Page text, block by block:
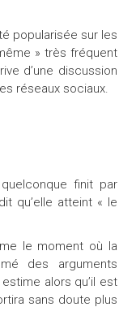
popularisée sur les
» très fréquent
d’une discussion
réseaux sociaux.
finit par
qu’elle atteint « le
le moment où la
des arguments
alors qu’il est
sans doute plus